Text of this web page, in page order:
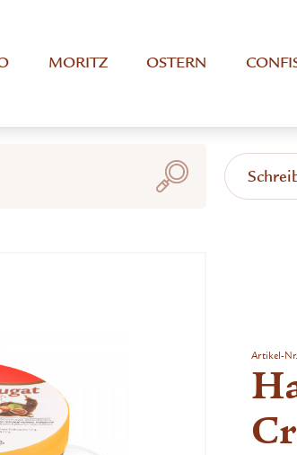
MORITZ OSTERN
Artikel-